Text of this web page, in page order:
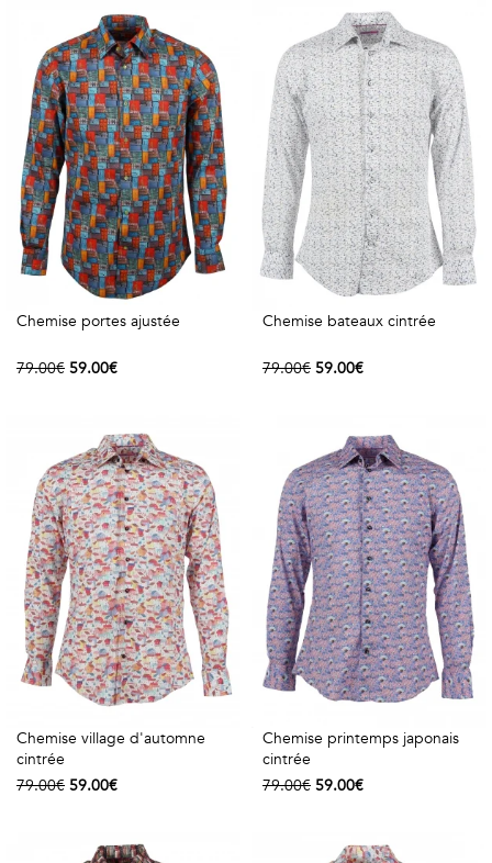
Stand-
up
Voir
tout
LES
IMPRIMÉES
Faune
Géométriques
Talents
&
Métiers
Petits
courtes
POLOS
FEMME
Imprimés
Unis
Chaussettes
Boxers
Accessoires
Chemise portes ajustée
79.00€ 59.00€
Chemise bateaux cintrée
79.00€ 59.00€
Chemise village d'automne
cintrée
79.00€ 59.00€
Chemise printemps japonais
cintrée
79.00€ 59.00€